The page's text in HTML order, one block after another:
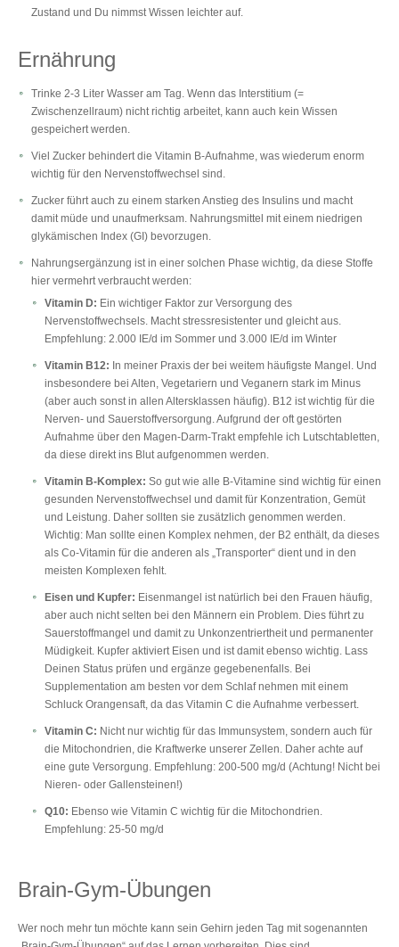
Zustand und Du nimmst Wissen leichter auf.
Ernährung
Trinke 2-3 Liter Wasser am Tag. Wenn das Interstitium (=
Zwischenzellraum) nicht richtig arbeitet, kann auch kein Wissen
gespeichert werden.
Viel Zucker behindert die Vitamin B-Aufnahme, was wiederum enorm
wichtig für den Nervenstoffwechsel sind.
Zucker führt auch zu einem starken Anstieg des Insulins und macht
damit müde und unaufmerksam. Nahrungsmittel mit einem niedrigen
glykämischen Index (GI) bevorzugen.
Nahrungsergänzung ist in einer solchen Phase wichtig, da diese Stoffe
hier vermehrt verbraucht werden:
Vitamin D: Ein wichtiger Faktor zur Versorgung des
Nervenstoffwechsels. Macht stressresistenter und gleicht aus.
Empfehlung: 2.000 IE/d im Sommer und 3.000 IE/d im Winter
Vitamin B12: In meiner Praxis der bei weitem häufigste Mangel. Und
insbesondere bei Alten, Vegetariern und Veganern stark im Minus
(aber auch sonst in allen Altersklassen häufig). B12 ist wichtig für die
Nerven- und Sauerstoffversorgung. Aufgrund der oft gestörten
Aufnahme über den Magen-Darm-Trakt empfehle ich Lutschtabletten,
da diese direkt ins Blut aufgenommen werden.
Vitamin B-Komplex: So gut wie alle B-Vitamine sind wichtig für einen
gesunden Nervenstoffwechsel und damit für Konzentration, Gemüt
und Leistung. Daher sollten sie zusätzlich genommen werden.
Wichtig: Man sollte einen Komplex nehmen, der B2 enthält, da dieses
als Co-Vitamin für die anderen als „Transporter“ dient und in den
meisten Komplexen fehlt.
Eisen und Kupfer: Eisenmangel ist natürlich bei den Frauen häufig,
aber auch nicht selten bei den Männern ein Problem. Dies führt zu
Sauerstoffmangel und damit zu Unkonzentriertheit und permanenter
Müdigkeit. Kupfer aktiviert Eisen und ist damit ebenso wichtig. Lass
Deinen Status prüfen und ergänze gegebenenfalls. Bei
Supplementation am besten vor dem Schlaf nehmen mit einem
Schluck Orangensaft, da das Vitamin C die Aufnahme verbessert.
Vitamin C: Nicht nur wichtig für das Immunsystem, sondern auch für
die Mitochondrien, die Kraftwerke unserer Zellen. Daher achte auf
eine gute Versorgung. Empfehlung: 200-500 mg/d (Achtung! Nicht bei
Nieren- oder Gallensteinen!)
Q10: Ebenso wie Vitamin C wichtig für die Mitochondrien.
Empfehlung: 25-50 mg/d
Brain-Gym-Übungen
Wer noch mehr tun möchte kann sein Gehirn jeden Tag mit sogenannten